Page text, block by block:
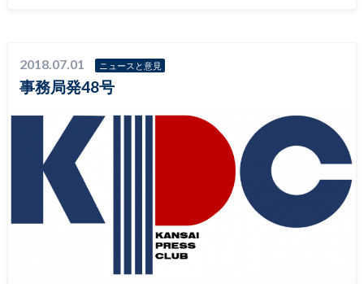
2018.07.01 ニュースと意見
事務局発48号